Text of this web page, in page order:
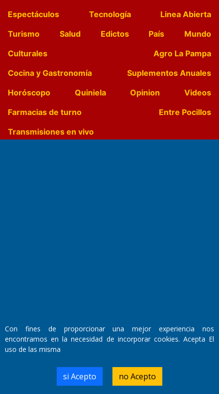
Espectáculos
Tecnología
Linea Abierta
Turismo
Salud Edictos País
Mundo
Culturales
Agro La Pampa
Cocina y Gastronomía
Suplementos Anuales
Horóscopo
Quiniela Opinion
Videos
Farmacias de turno
Entre Pocillos
Transmisiones en vivo
Propietario: El Diario SRL
Director Periodístico:
Walter René Goñi
Domicilio Legal: José Ingenieros 855,
Santa Rosa, La Pampa.
Con fines de proporcionar una mejor experiencia nos
encontramos en la necesidad de incorporar cookies. Acepta El
uso de las misma
si Acepto no Acepto